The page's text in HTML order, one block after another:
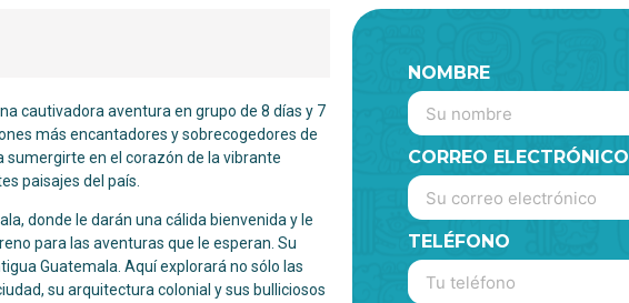
cautivadora aventura en grupo de 8 días y 7
más encantadores y sobrecogedores de
en el corazón de la vibrante
paisajes del país.
donde le darán una cálida bienvenida y le
para las aventuras que le esperan. Su
Guatemala. Aquí explorará no sólo las
su arquitectura colonial y sus bulliciosos
NOMBRE
CORREO ELECTRÓNICO
TELÉFONO